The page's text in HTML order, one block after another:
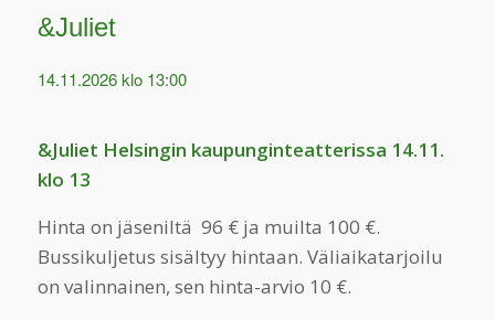
&Juliet
14.11.2026 klo 13:00
&Juliet Helsingin kaupunginteatterissa 14.11.
klo 13
Hinta on jäseniltä 96 € ja muilta 100 €.
Bussikuljetus sisältyy hintaan. Väliaikatarjoilu
on valinnainen, sen hinta-arvio 10 €.